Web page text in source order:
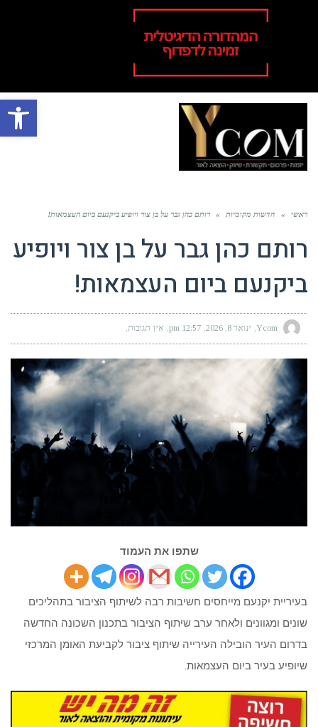
פתח
ראשי » חדשות מקומיות » רותם כהן גבר על בן צור ויופיע ביקנעם ביום העצמאות!
רותם כהן גבר על בן צור ויופיע
ביקנעם ביום העצמאות!
Ycom ינואר 8, 2026 12:57 pm אין תגובות
שתפו את העמוד
בעיריית יקנעם מייחסים חשיבות רבה לשיתוף הציבור בתהליכים
שונים ומגוונים ולאחר ערב שיתוף הציבור בתכנון השכונה החדשה
בדרום העיר הובילה העירייה שיתוף ציבור לקביעת האומן המרכזי
שיופיע בעיר ביום העצמאות.